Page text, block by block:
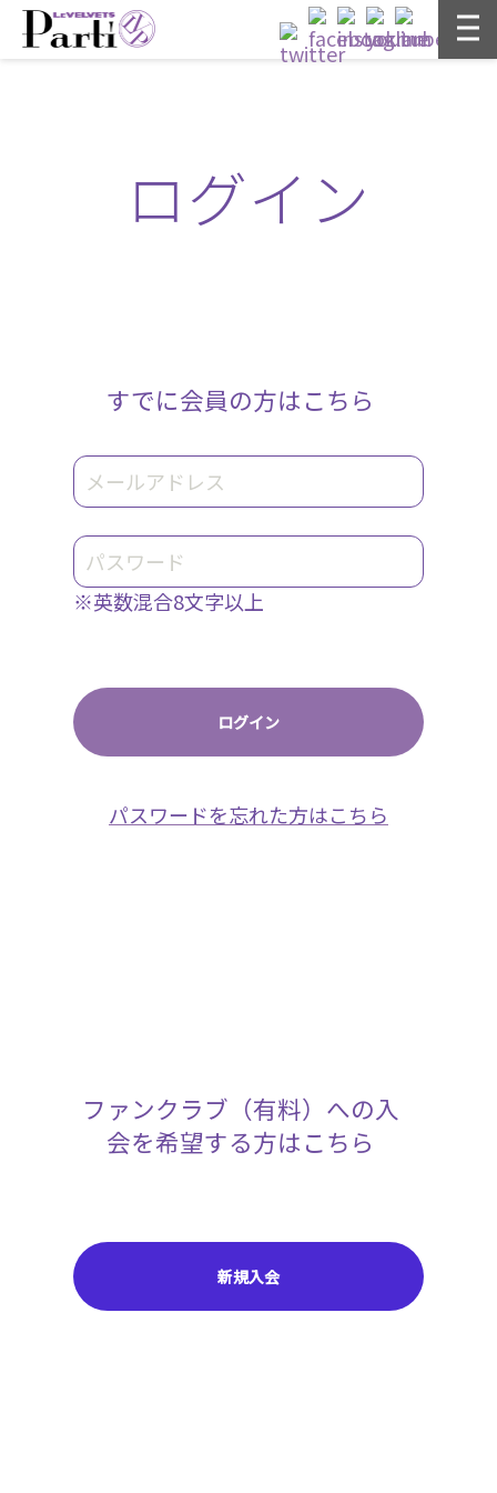
ログイン
すでに会員の方はこちら
※英数混合8文字以上
パスワードを忘れた方はこちら
ファンクラブ（有料）への入
会を希望する方はこちら